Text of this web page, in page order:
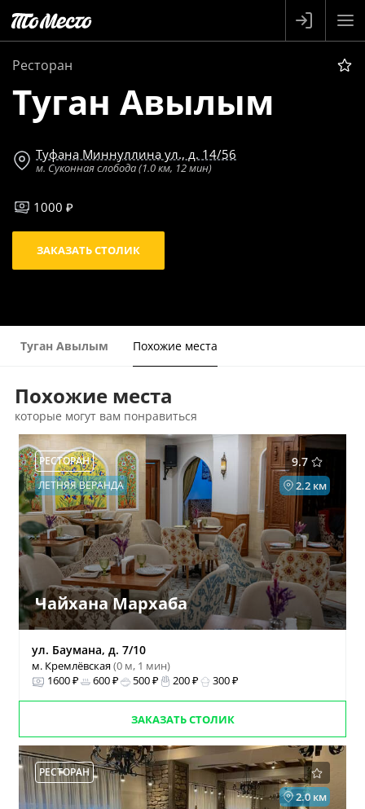
Ресторан
Туган Авылым
Туфана Миннуллина ул., д. 14/56
м. Суконная слобода (1.0 км, 12 мин)
1000 ₽
ЗАКАЗАТЬ СТОЛИК
Туган Авылым Похожие места
Похожие места
которые могут вам понравиться
9.7
РЕСТОРАН
2.2 км
ЛЕТНЯЯ ВЕРАНДА
Чайхана Мархаба
ул. Баумана, д. 7/10
м. Кремлёвская(0 м, 1 мин)
1600 ₽
600 ₽ 500 ₽ 200 ₽ 300 ₽
ЗАКАЗАТЬ СТОЛИК
РЕСТОРАН
2.0 км